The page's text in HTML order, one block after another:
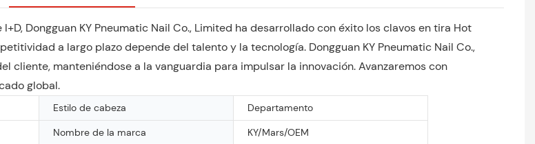
Dongguan KY Pneumatic Nail Co., Limited ha desarrollado con éxito los clavos en tira Hot
a largo plazo depende del talento y la tecnología. Dongguan KY Pneumatic Nail Co.,
manteniéndose a la vanguardia para impulsar la innovación. Avanzaremos con
global.
Estilo de cabeza
Departamento
Nombre de la marca
KY/Mars/OEM